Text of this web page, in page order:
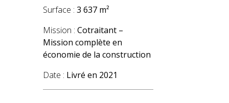
Surface : 3 637 m²
Mission : Cotraitant –
Mission complète en
économie de la construction
Date : Livré en 2021